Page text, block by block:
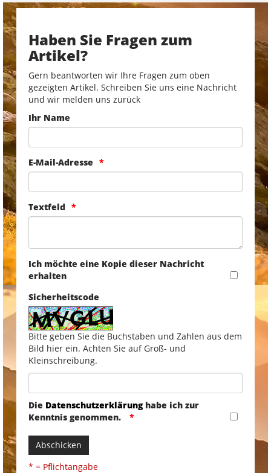
Haben Sie Fragen zum
Artikel?
Gern beantworten wir Ihre Fragen zum oben
gezeigten Artikel. Schreiben Sie uns eine Nachricht
und wir melden uns zurück
Ihr Name
E-Mail-Adresse
Textfeld
Ich möchte eine Kopie dieser Nachricht
erhalten
Sicherheitscode
Bitte geben Sie die Buchstaben und Zahlen aus dem
Bild hier ein. Achten Sie auf Groß- und
Kleinschreibung.
Die Datenschutzerklärunghabe ich zur
Kenntnis genommen.
Abschicken
* = Pflichtangabe